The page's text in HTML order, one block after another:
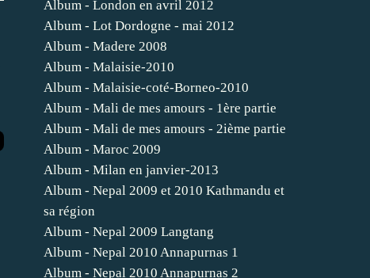
Album - London en avril 2012
Album - Lot Dordogne - mai 2012
Album - Madere 2008
Album - Malaisie-2010
Album - Malaisie-coté-Borneo-2010
Album - Mali de mes amours - 1ère partie
Album - Mali de mes amours - 2ième partie
Album - Maroc 2009
Album - Milan en janvier-2013
Album - Nepal 2009 et 2010 Kathmandu et
sa région
Album - Nepal 2009 Langtang
Album - Nepal 2010 Annapurnas 1
Album - Nepal 2010 Annapurnas 2